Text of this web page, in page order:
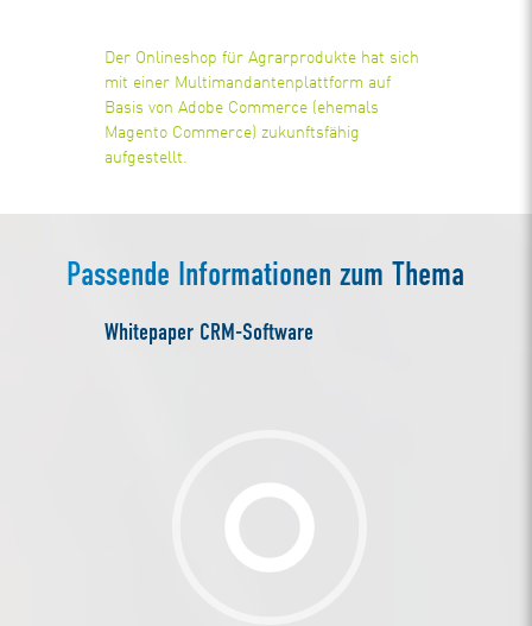
Der Onlineshop für Agrarprodukte hat sich
mit einer Multimandantenplattform auf
Basis von Adobe Commerce (ehemals
Magento Commerce) zukunftsfähig
aufgestellt.
Passende Informationen zum Thema
Whitepaper CRM-Software